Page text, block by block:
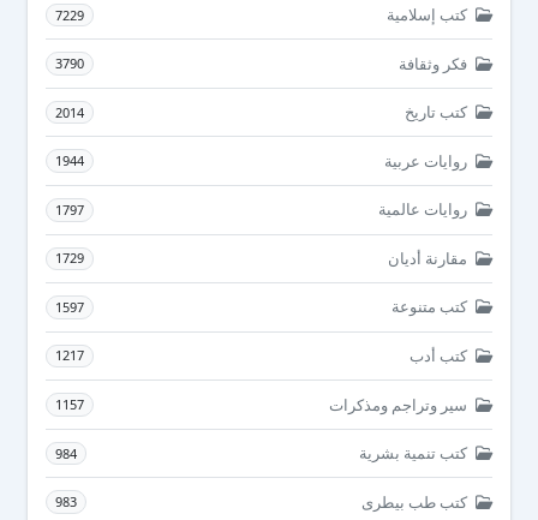
كتب إسلامية 7229
فكر وثقافة 3790
كتب تاريخ 2014
روايات عربية 1944
روايات عالمية 1797
مقارنة أديان 1729
كتب متنوعة 1597
كتب أدب 1217
سير وتراجم ومذكرات 1157
كتب تنمية بشرية 984
كتب طب بيطرى 983